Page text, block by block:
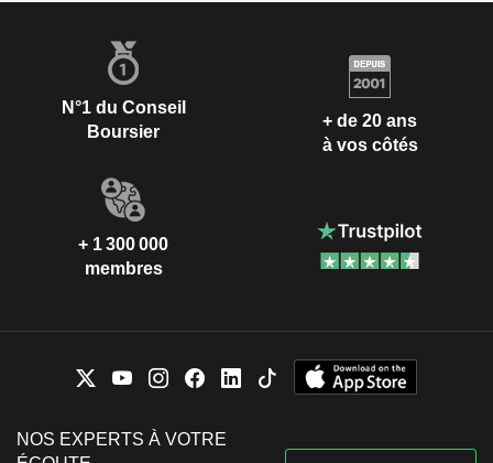
N°1 du Conseil
Boursier
+ de 20 ans
à vos côtés
+ 1 300 000
membres
NOS EXPERTS À VOTRE